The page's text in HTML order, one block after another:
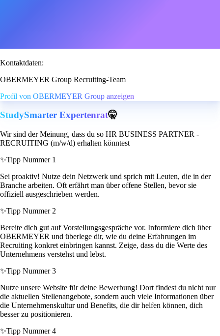
Kontaktdaten:
OBERMEYER Group Recruiting-Team
Profil von OBERMEYER Group anzeigen
StudySmarter Expertenrat🤫
Wir sind der Meinung, dass du so HR BUSINESS PARTNER -
RECRUITING (m/w/d) erhalten könntest
✨Tipp Nummer 1
Sei proaktiv! Nutze dein Netzwerk und sprich mit Leuten, die in der
Branche arbeiten. Oft erfährt man über offene Stellen, bevor sie
offiziell ausgeschrieben werden.
✨Tipp Nummer 2
Bereite dich gut auf Vorstellungsgespräche vor. Informiere dich über
OBERMEYER und überlege dir, wie du deine Erfahrungen im
Recruiting konkret einbringen kannst. Zeige, dass du die Werte des
Unternehmens verstehst und lebst.
✨Tipp Nummer 3
Nutze unsere Website für deine Bewerbung! Dort findest du nicht nur
die aktuellen Stellenangebote, sondern auch viele Informationen über
die Unternehmenskultur und Benefits, die dir helfen können, dich
besser zu positionieren.
✨Tipp Nummer 4